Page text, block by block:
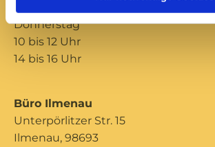
Donnerstag
10 bis 12 Uhr
14 bis 16 Uhr
Büro Ilmenau
Unterpörlitzer Str. 15
Ilmenau, 98693